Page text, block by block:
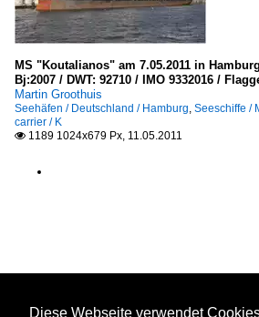
MS "Koutalianos" am 7.05.2011 in
Bj:2007 / DWT: 92710 / IMO 9332016 /
Martin Groothuis
Seehäfen / Deutschland / Hamburg, Seeschiffe /
carrier / K
 1189 1024x679 Px, 11.05.2011
Diese Webseite verwendet